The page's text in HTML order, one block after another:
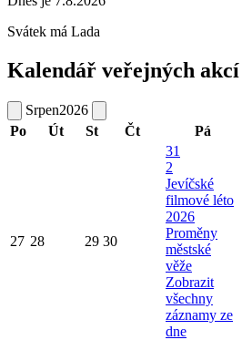
Svátek má Lada
Kalendář veřejných akcí
Srpen2026
Po
Út St Čt Pá
27 28 29 30
31
2
Jevíčské
filmové léto
2026
Proměny
městské
věže
Zobrazit
všechny
záznamy ze
dne